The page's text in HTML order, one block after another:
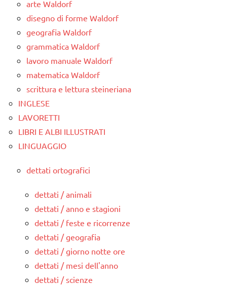
arte Waldorf
disegno di forme Waldorf
geografia Waldorf
grammatica Waldorf
lavoro manuale Waldorf
matematica Waldorf
scrittura e lettura steineriana
INGLESE
LAVORETTI
LIBRI E ALBI ILLUSTRATI
LINGUAGGIO
dettati ortografici
dettati / animali
dettati / anno e stagioni
dettati / feste e ricorrenze
dettati / geografia
dettati / giorno notte ore
dettati / mesi dell'anno
dettati / scienze